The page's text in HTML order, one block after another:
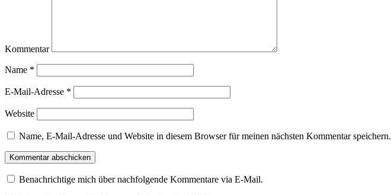
Kommentar
Name *
E-Mail-Adresse *
Website
Name, E-Mail-Adresse und Website in diesem Browser für meinen nächsten Kommentar speichern.
Benachrichtige mich über nachfolgende Kommentare via E-Mail.